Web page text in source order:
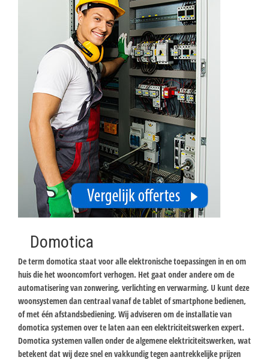
Domotica
De term domotica staat voor alle elektronische toepassingen in en om
huis die het wooncomfort verhogen. Het gaat onder andere om de
automatisering van zonwering, verlichting en verwarming. U kunt deze
woonsystemen dan centraal vanaf de tablet of smartphone bedienen,
of met één afstandsbediening. Wij adviseren om de installatie van
domotica systemen over te laten aan een elektriciteitswerken expert.
Domotica systemen vallen onder de algemene elektriciteitswerken, wat
betekent dat wij deze snel en vakkundig tegen aantrekkelijke prijzen